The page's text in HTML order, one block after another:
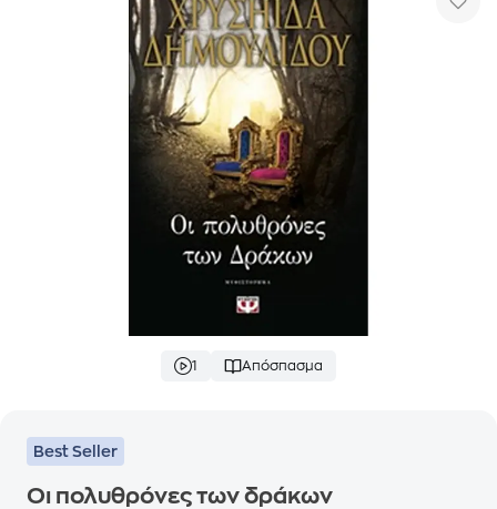
1 Απόσπασμα
Best Seller
Οι πολυθρόνες των δράκων